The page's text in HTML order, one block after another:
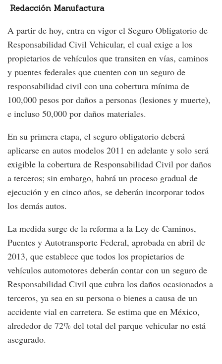
Redacción Manufactura
A partir de hoy, entra en vigor el Seguro Obligatorio de
Responsabilidad Civil Vehicular, el cual exige a los
propietarios de vehículos que transiten en vías, caminos
y puentes federales que cuenten con un seguro de
responsabilidad civil con una cobertura mínima de
100,000 pesos por daños a personas (lesiones y muerte),
e incluso 50,000 por daños materiales.
En su primera etapa, el seguro obligatorio deberá
aplicarse en autos modelos 2011 en adelante y solo será
exigible la cobertura de Responsabilidad Civil por daños
a terceros; sin embargo, habrá un proceso gradual de
ejecución y en cinco años, se deberán incorporar todos
los demás autos.
La medida surge de la reforma a la Ley de Caminos,
Puentes y Autotransporte Federal, aprobada en abril de
2013, que establece que todos los propietarios de
vehículos automotores deberán contar con un seguro de
Responsabilidad Civil que cubra los daños ocasionados a
terceros, ya sea en su persona o bienes a causa de un
accidente vial en carretera. Se estima que en México,
alrededor de 72% del total del parque vehicular no está
asegurado.